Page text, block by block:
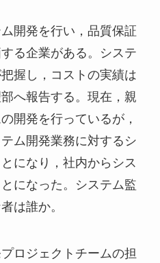
開発を行い，品質保証
る企業がある。システ
握し，コストの実績は
へ報告する。現在，親
開発を行っているが，
ム開発業務に対するシ
になり，社内からシス
になった。システム監
は誰か。
ロジェクトチームの担